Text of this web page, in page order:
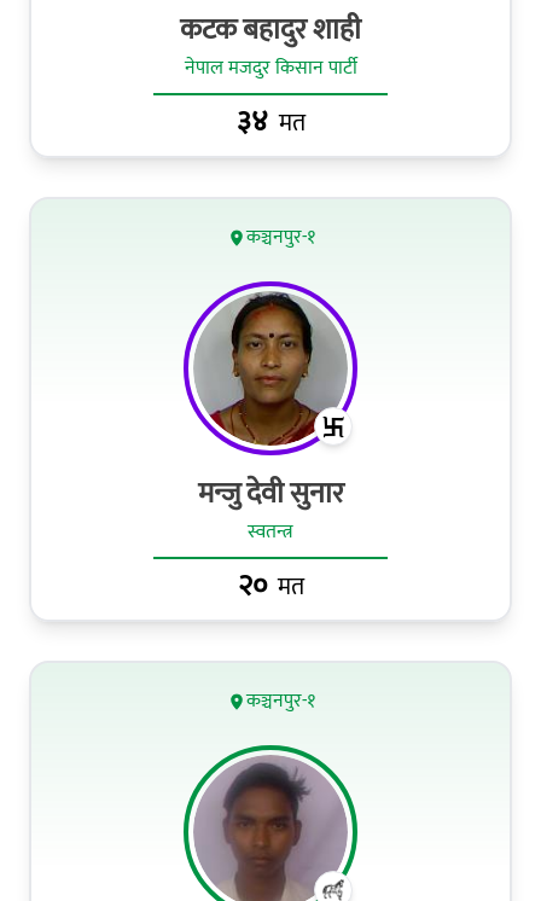
कटक बहादुर शाही
नेपाल मजदुर किसान पार्टी
३४ मत
कञ्चनपुर-१
मन्जु देवी सुनार
स्वतन्त्र
२० मत
कञ्चनपुर-१